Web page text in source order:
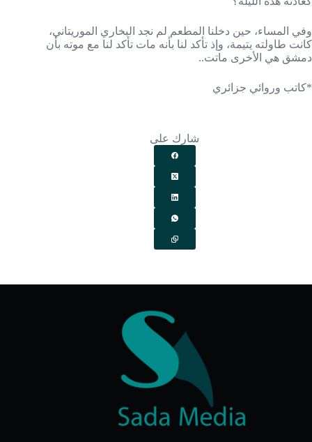
وفي المساء، حين دخلنا المطعم لم نجد البخاري الموريتاني،
كانت طاولته يتيمة، وإذ تأكد لنا بأنه مات تأكد لنا مع موته بأن
دمشق هي الأخرى ماتت..
*كاتب وروائي جزائري
شارك على